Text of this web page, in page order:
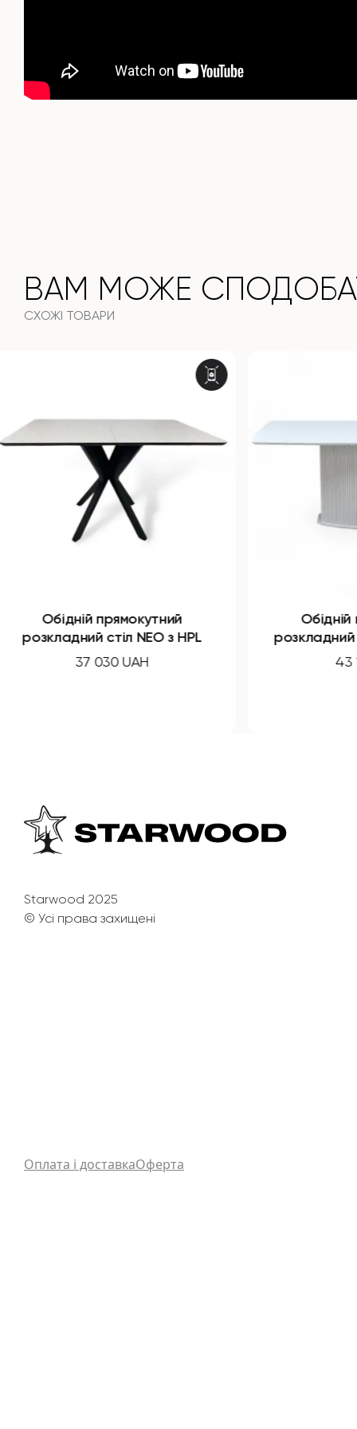
ВАМ МОЖЕ
СХОЖІ ТОВАРИ
Обідній прямокутний
розкладний стіл SHARK з HPL
43 120 UAH
Обідній
Starwood 2025
© Усі права захищені
Оплата і доставкаОферта